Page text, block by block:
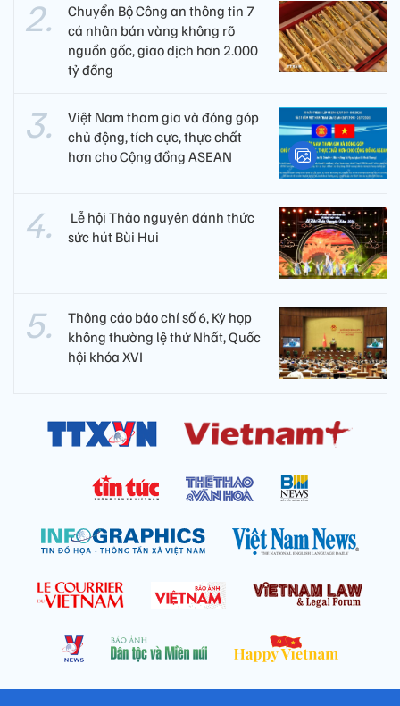
Chuyển Bộ Công an thông tin 7
cá nhân bán vàng không rõ
nguồn gốc, giao dịch hơn 2.000
tỷ đồng
Việt Nam tham gia và đóng góp
chủ động, tích cực, thực chất
hơn cho Cộng đồng ASEAN
​ Lễ hội Thảo nguyên đánh thức
sức hút Bùi Hui
Thông cáo báo chí số 6, Kỳ họp
không thường lệ thứ Nhất, Quốc
hội khóa XVI